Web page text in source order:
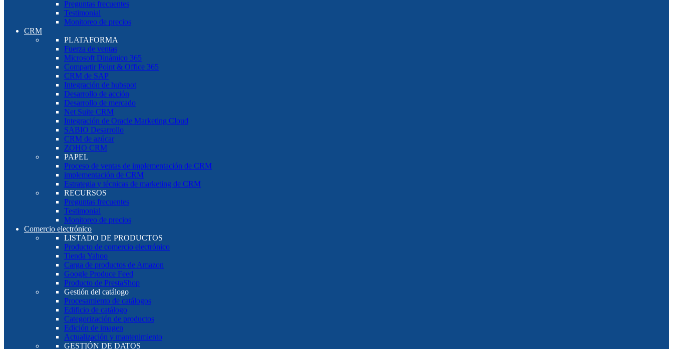
Preguntas frecuentes
Testimonial
Monitoreo de precios
CRM
PLATAFORMA
Fuerza de ventas
Microsoft Dinámico 365
Compartir Point & Office 365
CRM de SAP
Integración de hubspot
Desarrollo de acción
Desarrollo de mercado
Net Suite CRM
Integración de Oracle Marketing Cloud
SABIO Desarrollo
CRM de azúcar
ZOHO CRM
PAPEL
Proceso de ventas de implementación de CRM
implementación de CRM
Estrategia y técnicas de marketing de CRM
RECURSOS
Preguntas frecuentes
Testimonial
Monitoreo de precios
Comercio electrónico
LISTADO DE PRODUCTOS
Producto de comercio electrónico
Tienda Yahoo
Carga de productos de Amazon
Google Produce Feed
Producto de PrestaShop
Gestión del catálogo
Procesamiento de catálogos
Edificio de catálogo
Categorización de productos
Edición de imagen
Actualización y mantenimiento
GESTIÓN DE DATOS